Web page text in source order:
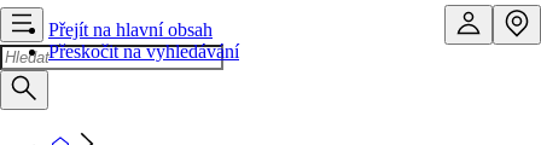
Přejít na hlavní obsah
Přeskočit na vyhledávání